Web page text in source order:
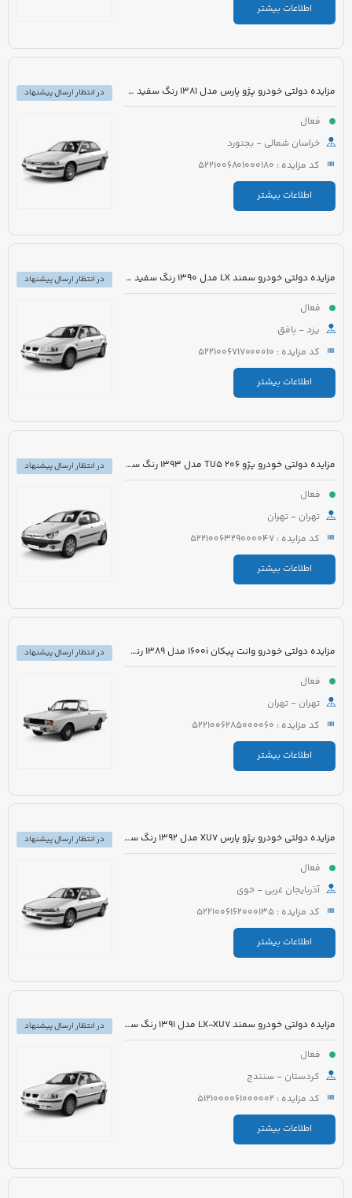
اطلاعات بیشتر
مزایده دولتی خودرو پژو پارس مدل 1381 رنگ سفید متالیک
فعال
خراسان شمالی - بجنورد
کد مزایده : 5221006801000180
اطلاعات بیشتر
در انتظار ارسال پیشنهاد
مزایده دولتی خودرو سمند LX مدل 1390 رنگ سفید روغنی
فعال
یزد - بافق
کد مزایده : 5221006717000010
اطلاعات بیشتر
در انتظار ارسال پیشنهاد
مزایده دولتی خودرو پژو 206 TU5 مدل 1393 رنگ سفید
فعال
تهران - تهران
کد مزایده : 5221006329000047
اطلاعات بیشتر
در انتظار ارسال پیشنهاد
مزایده دولتی خودرو وانت پیکان 1600i مدل 1389 رنگ سفید روغنی
فعال
تهران - تهران
کد مزایده : 5221006285000060
اطلاعات بیشتر
در انتظار ارسال پیشنهاد
مزایده دولتی خودرو پژو پارس XU7 مدل 1392 رنگ سفید
فعال
آذربایجان غربی - خوی
کد مزایده : 5221006162000135
اطلاعات بیشتر
در انتظار ارسال پیشنهاد
مزایده دولتی خودرو سمند LX-XU7 مدل 1391 رنگ سفید
فعال
کردستان - سنندج
کد مزایده : 5121000061000002
اطلاعات بیشتر
در انتظار ارسال پیشنهاد